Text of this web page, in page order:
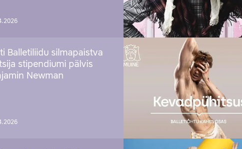
Balletiliidu silmapaistva
stipendiumi pälvis
Newman